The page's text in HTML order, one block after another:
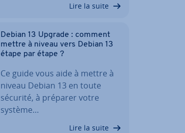
Lire la suite
Debian 13 Upgrade : comment
mettre à niveau vers Debian 13
étape par étape ?
Ce guide vous aide à mettre à
niveau Debian 13 en toute
sécurité, à préparer votre
système…
Lire la suite